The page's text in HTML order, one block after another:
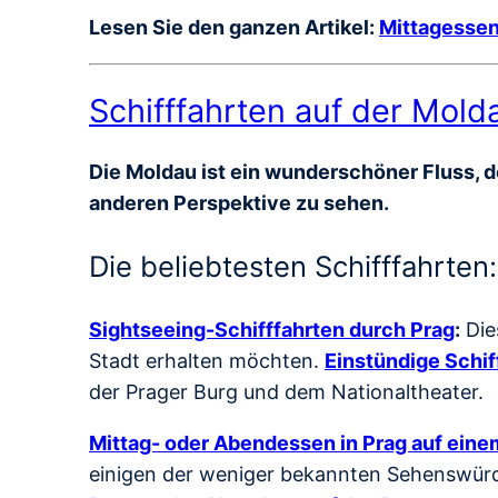
Lesen Sie den ganzen Artikel:
Schifffahrten auf der
Die Moldau ist ein wunderschöner Fluss,
anderen Perspektive zu sehen.
Die beliebtesten Schifffahrten:
Sightseeing-Schifffahrten durch Prag:
Stadt erhalten möchten. Einstündige
der Prager Burg und dem Nationaltheater.
Mittag- oder Abendessen in Prag auf
einigen der weniger bekannten